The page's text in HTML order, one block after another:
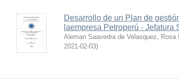
Desarrollo de un Plan de
laempresa Petroperú - Jefatura
Aleman Saavedra de Velasquez, Rosa
2021-02-03)